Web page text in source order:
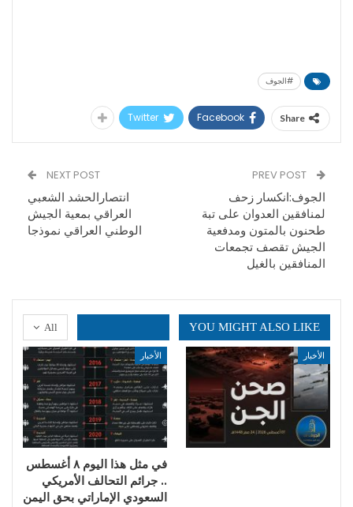
#الجوف
Share
Facebook
Twitter
الجوف:انكسار زحف
لمنافقين العدوان على تبة
طحنون بالمتون ومدفعية
الجيش تقصف تجمعات
المنافقين بالغيل
NEXT POST
انتصارالحشد الشعبي
العراقي بمعية الجيش
الوطني العراقي نموذجا
All YOU MIGHT ALSO LIKE
الأخبار الأخبار
في مثل هذا اليوم ٨ أغسطس
.. جرائم التحالف الأمريكي
السعودي الإماراتي بحق اليمن